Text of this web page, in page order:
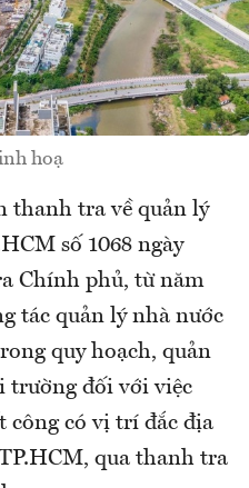
hoạ
thanh tra về quản lý
số 1068 ngày
Chính phủ, từ năm
tác quản lý nhà nước
quy hoạch, quản
trường đối với việc
công có vị trí đắc địa
qua thanh tra